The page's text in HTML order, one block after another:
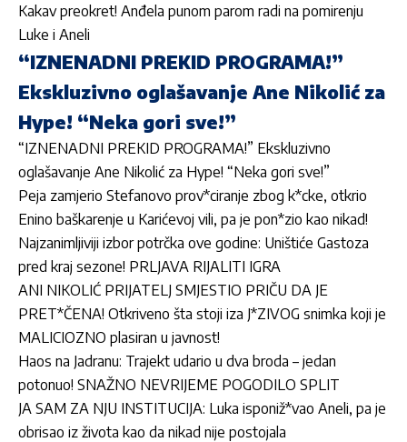
Kakav preokret! Anđela punom parom radi na pomirenju
Luke i Aneli
“IZNENADNI PREKID PROGRAMA!”
Ekskluzivno oglašavanje Ane Nikolić za
Hype! “Neka gori sve!”
“IZNENADNI PREKID PROGRAMA!” Ekskluzivno
oglašavanje Ane Nikolić za Hype! “Neka gori sve!”
Peja zamjerio Stefanovo prov*ciranje zbog k*cke, otkrio
Enino baškarenje u Karićevoj vili, pa je pon*zio kao nikad!
Najzanimljiviji izbor potrčka ove godine: Uništiće Gastoza
pred kraj sezone! PRLJAVA RIJALITI IGRA
ANI NIKOLIĆ PRIJATELJ SMJESTIO PRIČU DA JE
PRET*ČENA! Otkriveno šta stoji iza J*ZIVOG snimka koji je
MALICIOZNO plasiran u javnost!
Haos na Jadranu: Trajekt udario u dva broda – jedan
potonuo! SNAŽNO NEVRIJEME POGODILO SPLIT
JA SAM ZA NJU INSTITUCIJA: Luka isponiž*vao Aneli, pa je
obrisao iz života kao da nikad nije postojala